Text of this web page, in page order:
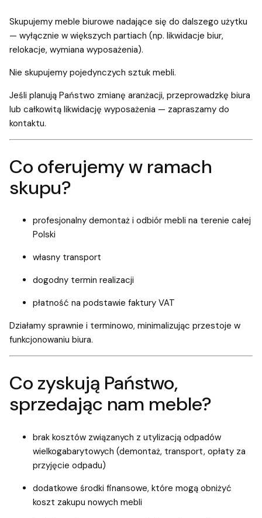
Skupujemy meble biurowe nadające się do dalszego użytku
— wyłącznie w większych partiach (np. likwidacje biur,
relokacje, wymiana wyposażenia).
Nie skupujemy pojedynczych sztuk mebli.
Jeśli planują Państwo zmianę aranżacji, przeprowadzkę biura
lub całkowitą likwidację wyposażenia — zapraszamy do
kontaktu.
Co oferujemy w ramach
skupu?
profesjonalny demontaż i odbiór mebli na terenie całej
Polski
własny transport
dogodny termin realizacji
płatność na podstawie faktury VAT
Działamy sprawnie i terminowo, minimalizując przestoje w
funkcjonowaniu biura.
Co zyskują Państwo,
sprzedając nam meble?
brak kosztów związanych z utylizacją odpadów
wielkogabarytowych (demontaż, transport, opłaty za
przyjęcie odpadu)
dodatkowe środki finansowe, które mogą obniżyć
koszt zakupu nowych mebli